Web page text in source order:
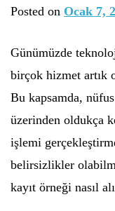
Posted on Ocak 7,
Günümüzde
birçok hizmet artık
Bu kapsamda,
üzerinden oldukça
işlemi
belirsizlikler
kayıt örneği nasıl